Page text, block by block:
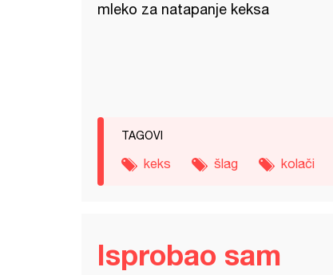
mleko za natapanje keksa
TAGOVI
keks šlag kolači
Isprobao sam